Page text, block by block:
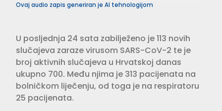
Ovaj audio zapis generiran je AI tehnologijom
U posljednja 24 sata zabilježeno je 113 novih
slučajeva zaraze virusom SARS-CoV-2 te je
broj aktivnih slučajeva u Hrvatskoj danas
ukupno 700. Među njima je 313 pacijenata na
bolničkom liječenju, od toga je na respiratoru
25 pacijenata.